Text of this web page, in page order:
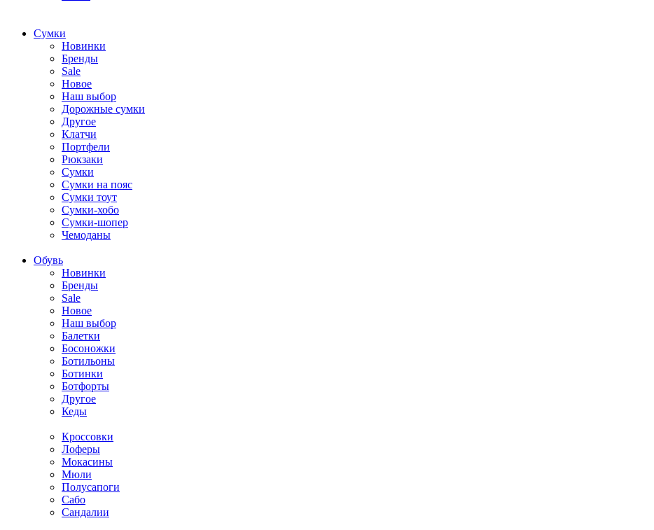
Cумки
Новинки
Бренды
Sale
Новое
Наш выбор
Дорожные сумки
Другое
Клатчи
Портфели
Рюкзаки
Сумки
Сумки на пояс
Сумки тоут
Сумки-хобо
Сумки-шопер
Чемоданы
Обувь
Новинки
Бренды
Sale
Новое
Наш выбор
Балетки
Босоножки
Ботильоны
Ботинки
Ботфорты
Другое
Кеды
Кроссовки
Лоферы
Мокасины
Мюли
Полусапоги
Сабо
Сандалии